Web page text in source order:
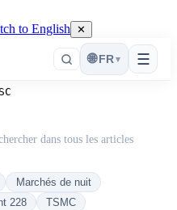
to English ✕
☰
🌐 FR ▾
dans tous les articles
Marchés de nuit
228
TSMC